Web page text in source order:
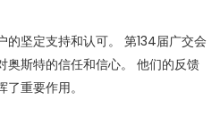
的坚定支持和认可。 第134届广交会
奥斯特的信任和信心。 他们的反馈
重要作用。